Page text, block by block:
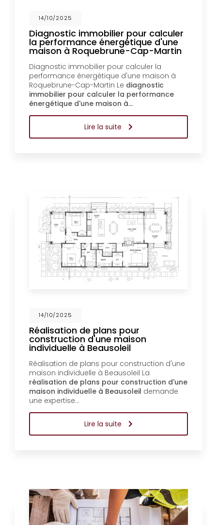
14/10/2025
Diagnostic immobilier pour calculer
la performance énergétique d'une
maison à Roquebrune-Cap-Martin
Diagnostic immobilier pour calculer la
performance énergétique d'une maison à
Roquebrune-Cap-Martin Le diagnostic
immobilier pour calculer la performance
énergétique d'une maison à…
Lire la suite
14/10/2025
Réalisation de plans pour
construction d'une maison
individuelle à Beausoleil
Réalisation de plans pour construction d'une
maison individuelle à Beausoleil La
réalisation de plans pour construction d'une
maison individuelle à Beausoleil demande
une expertise…
Lire la suite